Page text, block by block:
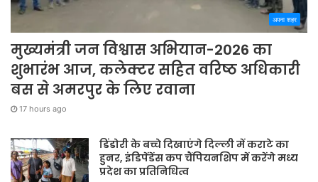
अपना शहर
मुख्यमंत्री जन विश्वास अभियान-2026 का
शुभारंभ आज, कलेक्टर सहित वरिष्ठ अधिकारी
बस से अमरपुर के लिए रवाना
17 hours ago
डिंडोरी के बच्चे दिखाएंगे दिल्ली में कराटे का
हुनर, इंडिपेंडेंस कप चैंपियनशिप में करेंगे मध्य
प्रदेश का प्रतिनिधित्व